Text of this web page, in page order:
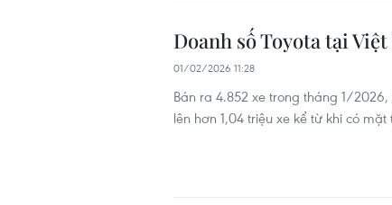
Doanh số Toyota tại
01/02/2026 11:28
Bán ra 4.852 xe trong tháng 1/
lên hơn 1,04 triệu xe kể từ khi có